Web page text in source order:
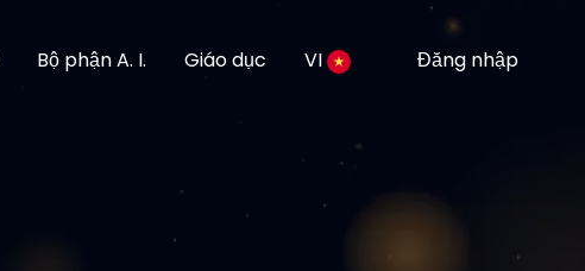
Bộ phận A. I. Giáo dục VI Đăng nhập